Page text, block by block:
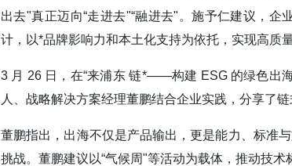
出去"真正迈向“走进去"“融进去"。施予仁建议，
计，以*品牌影响力和本土化支持为依托，实现高质
3 月 26 日，在“来浦东 链*——构建 ESG 的绿色出
人、战略解决方案经理董鹏结合企业实践，分享了链
董鹏指出，出海不仅是产品输出，更是能力、标准
挑战。董鹏建议以“气候周"等活动为载体，推动技